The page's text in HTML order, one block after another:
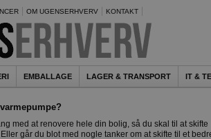
OM UGENSERHVERV KONTAKT
EMBALLAGE LAGER & TRANSPORT IT &
med at renovere hele din bolig, så du skal til at skifte
går du blot med nogle tanker om at skifte til et